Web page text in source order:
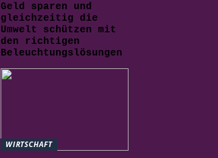
Geld sparen und
gleichzeitig die
Umwelt schützen mit
den richtigen
Beleuchtungslösungen
WIRTSCHAFT